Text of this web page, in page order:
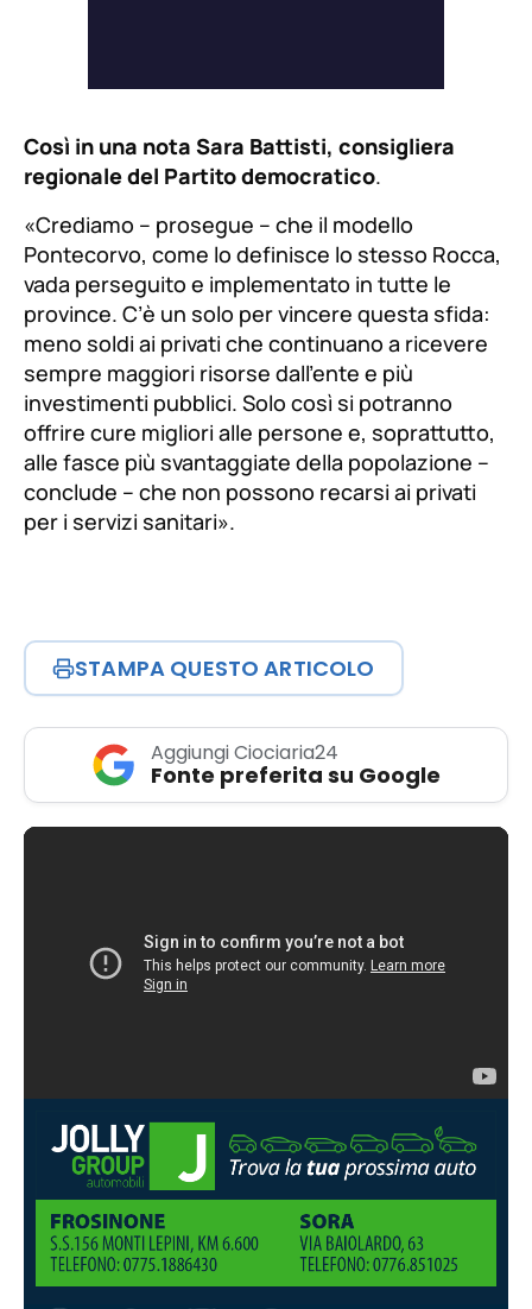
Così in una nota Sara Battisti, consigliera
regionale del Partito democratico.
«Crediamo – prosegue – che il modello
Pontecorvo, come lo definisce lo stesso Rocca,
vada perseguito e implementato in tutte le
province. C’è un solo per vincere questa sfida:
meno soldi ai privati che continuano a ricevere
sempre maggiori risorse dall’ente e più
investimenti pubblici. Solo così si potranno
offrire cure migliori alle persone e, soprattutto,
alle fasce più svantaggiate della popolazione –
conclude – che non possono recarsi ai privati
per i servizi sanitari».
STAMPA QUESTO ARTICOLO
Aggiungi Ciociaria24
Fonte preferita su Google